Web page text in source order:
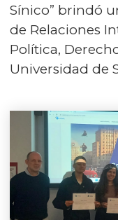
Sínico” brindó
de Relaciones
Política,
Universidad de